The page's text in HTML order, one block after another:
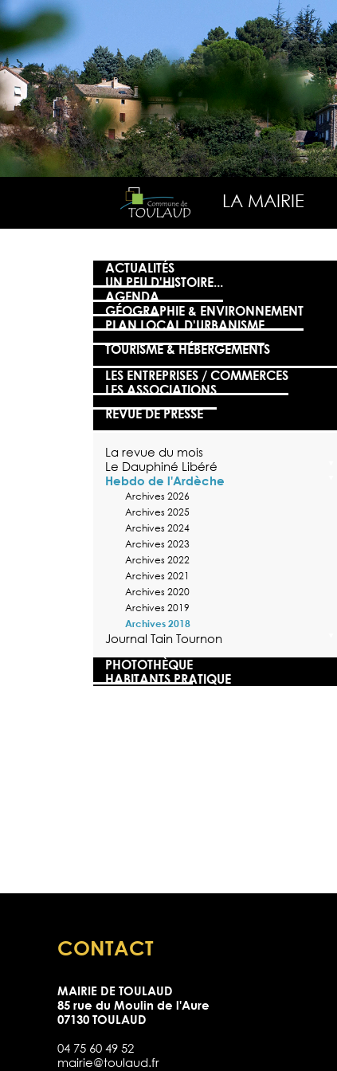
LA MAIRIE
ACTUALITÉS
UN PEU D'HISTOIRE...
AGENDA
GÉOGRAPHIE & ENVIRONNEMENT
PLAN LOCAL D'URBANISME
TOURISME & HÉBERGEMENTS
LES ENTREPRISES / COMMERCES
LES ASSOCIATIONS
REVUE DE PRESSE
La revue du mois
Le Dauphiné Libéré
Hebdo de l'Ardèche
Archives 2026
Archives 2025
Archives 2024
Archives 2023
Archives 2022
Archives 2021
Archives 2020
Archives 2019
Archives 2018
Journal Tain Tournon
PHOTOTHÈQUE
HABITANTS PRATIQUE
CONTACT
MAIRIE DE TOULAUD
85 rue du Moulin de l'Aure
07130 TOULAUD
04 75 60 49 52
mairie@toulaud.fr